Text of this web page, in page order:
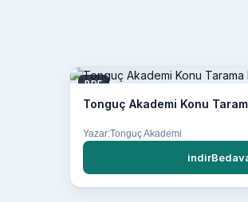
PDF
Tonguç Akademi Konu
Yazar:Tonguç Akademi